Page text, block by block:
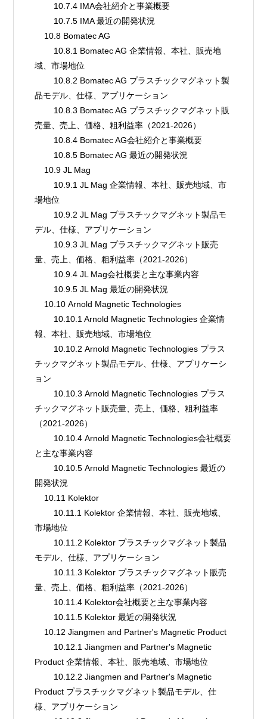
        10.7.4 IMA会社紹介と事業概要
        10.7.5 IMA 最近の開発状況
    10.8 Bomatec AG
域、市場地位
品モデル、仕様、アプリケーション
売量、売上、価格、粗利益率（2021-2026）
        10.8.4 Bomatec AG会社紹介と事業概要
        10.8.5 Bomatec AG 最近の開発状況
    10.9 JL Mag
場地位
デル、仕様、アプリケーション
量、売上、価格、粗利益率（2021-2026）
        10.9.4 JL Mag会社概要と主な事業内容
        10.9.5 JL Mag 最近の開発状況
    10.10 Arnold Magnetic Technologies
報、本社、販売地域、市場地位
チックマグネット製品モデル、仕様、アプリケーシ
ョン
チックマグネット販売量、売上、価格、粗利益率
（2021-2026）
と主な事業内容
開発状況
    10.11 Kolektor
市場地位
モデル、仕様、アプリケーション
量、売上、価格、粗利益率（2021-2026）
        10.11.4 Kolektor会社概要と主な事業内容
        10.11.5 Kolektor 最近の開発状況
    10.12 Jiangmen and Partner's Magnetic Product
Product 企業情報、本社、販売地域、市場地位
Product プラスチックマグネット製品モデル、仕
様、アプリケーション